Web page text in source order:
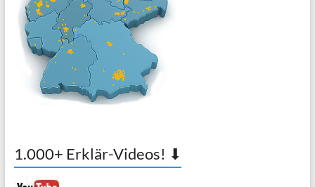
1.000+ Erklär-Videos! ⬇